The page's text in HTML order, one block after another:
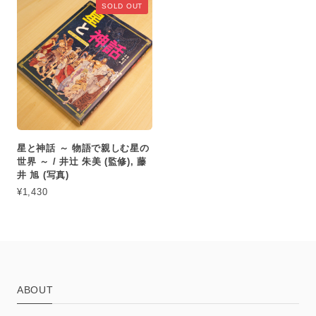
SOLD OUT
星と神話 ～ 物語で親しむ星の
世界 ～ / 井辻 朱美 (監修), 藤
井 旭 (写真)
¥1,430
ABOUT